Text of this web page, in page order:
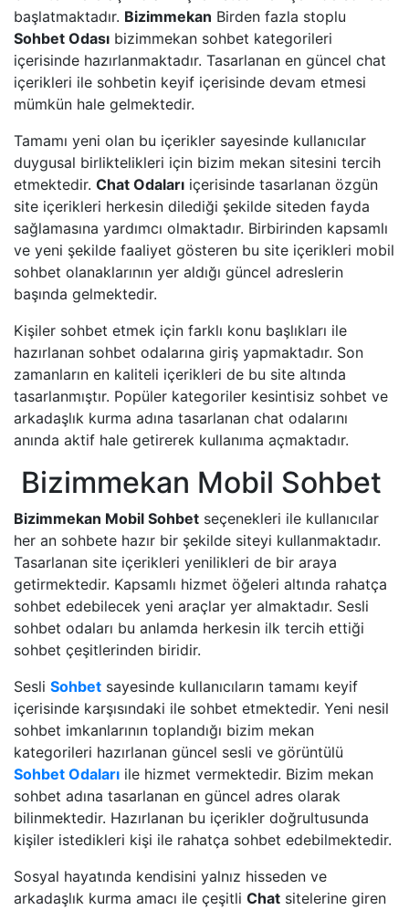
başlatmaktadır. Bizimmekan Birden fazla stoplu
Sohbet Odası bizimmekan sohbet kategorileri
içerisinde hazırlanmaktadır. Tasarlanan en güncel chat
içerikleri ile sohbetin keyif içerisinde devam etmesi
mümkün hale gelmektedir.
Tamamı yeni olan bu içerikler sayesinde kullanıcılar
duygusal birliktelikleri için bizim mekan sitesini tercih
etmektedir. Chat Odaları içerisinde tasarlanan özgün
site içerikleri herkesin dilediği şekilde siteden fayda
sağlamasına yardımcı olmaktadır. Birbirinden kapsamlı
ve yeni şekilde faaliyet gösteren bu site içerikleri mobil
sohbet olanaklarının yer aldığı güncel adreslerin
başında gelmektedir.
Kişiler sohbet etmek için farklı konu başlıkları ile
hazırlanan sohbet odalarına giriş yapmaktadır. Son
zamanların en kaliteli içerikleri de bu site altında
tasarlanmıştır. Popüler kategoriler kesintisiz sohbet ve
arkadaşlık kurma adına tasarlanan chat odalarını
anında aktif hale getirerek kullanıma açmaktadır.
Bizimmekan Mobil Sohbet
Bizimmekan Mobil Sohbet seçenekleri ile kullanıcılar
her an sohbete hazır bir şekilde siteyi kullanmaktadır.
Tasarlanan site içerikleri yenilikleri de bir araya
getirmektedir. Kapsamlı hizmet öğeleri altında rahatça
sohbet edebilecek yeni araçlar yer almaktadır. Sesli
sohbet odaları bu anlamda herkesin ilk tercih ettiği
sohbet çeşitlerinden biridir.
Sesli Sohbet sayesinde kullanıcıların tamamı keyif
içerisinde karşısındaki ile sohbet etmektedir. Yeni nesil
sohbet imkanlarının toplandığı bizim mekan
kategorileri hazırlanan güncel sesli ve görüntülü
Sohbet Odaları ile hizmet vermektedir. Bizim mekan
sohbet adına tasarlanan en güncel adres olarak
bilinmektedir. Hazırlanan bu içerikler doğrultusunda
kişiler istedikleri kişi ile rahatça sohbet edebilmektedir.
Sosyal hayatında kendisini yalnız hisseden ve
arkadaşlık kurma amacı ile çeşitli Chat sitelerine giren